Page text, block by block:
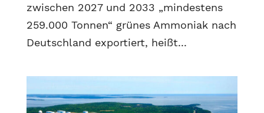
zwischen 2027 und 2033 „mindestens
259.000 Tonnen“ grünes Ammoniak nach
Deutschland exportiert, heißt...